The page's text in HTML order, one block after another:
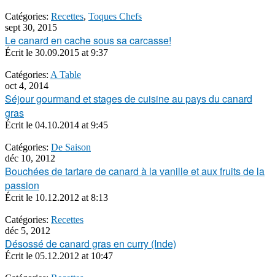
Catégories: Recettes, Toques Chefs
sept 30, 2015
Le canard en cache sous sa carcasse!
Écrit le 30.09.2015 at 9:37
Catégories: A Table
oct 4, 2014
Séjour gourmand et stages de cuisine au pays du canard
gras
Écrit le 04.10.2014 at 9:45
Catégories: De Saison
déc 10, 2012
Bouchées de tartare de canard à la vanille et aux fruits de la
passion
Écrit le 10.12.2012 at 8:13
Catégories: Recettes
déc 5, 2012
Désossé de canard gras en curry (Inde)
Écrit le 05.12.2012 at 10:47